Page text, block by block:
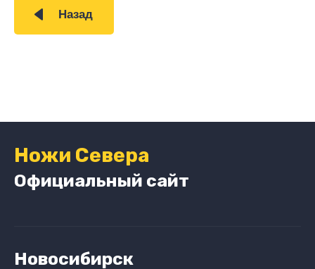
Назад
Ножи Севера
Официальный сайт
Новосибирск